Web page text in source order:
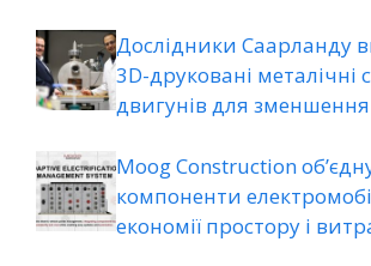
Дослідники Саарланду
3D-друковані металічні
двигунів для зменшення
Moog Construction
компоненти
економії простору і